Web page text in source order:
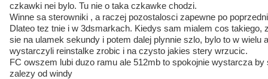
czkawki nei bylo. Tu nie o taka czkawke chodzi.
Winne sa sterowniki , a raczej pozostalosci zapewne po
Dlateo tez tnie i w 3dsmarkach. Kiedys sam mialem cos takiego,
sie na ulamek sekundy i potem dalej plynnie szlo, bylo to w wielu
wystarczyli reinstalke zrobic i na czysto jakies stery wrzucic.
FC owszem lubi duzo ramu ale 512mb to spokojnie wystarcza
zalezy od windy